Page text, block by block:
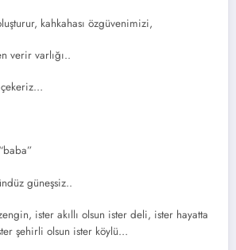
kahkahası özgüvenimizi,
verir varlığı..
güneşsiz..
ister akıllı olsun ister deli, ister hayatta
şehirli olsun ister köylü…